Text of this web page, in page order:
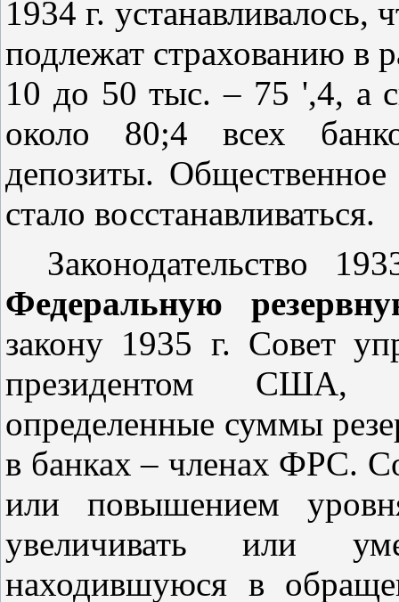
1934 г.
подлежат страхованию в
10 до 50 тыс. – 75 ',4, а
около 80;4 всех
депозиты.
стало восстанавливаться.
Законодательство
Федеральную
закону 1935 г. Совет
президентом США,
определенные суммы
в банках – членах ФРС.
или повышением
увеличивать или
находившуюся в